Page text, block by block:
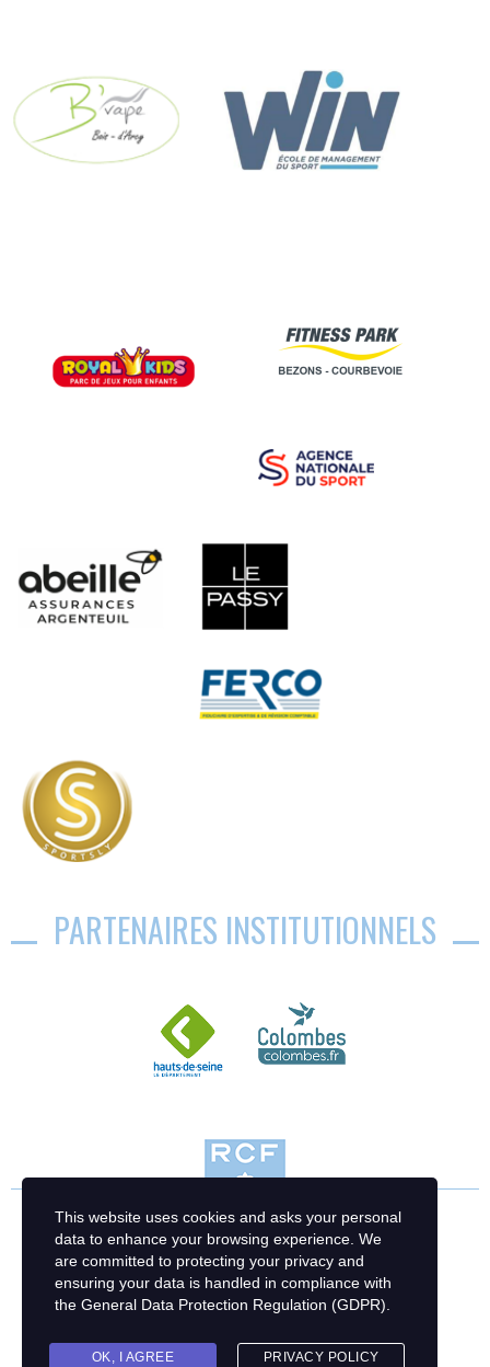
PARTENAIRES INSTITUTIONNELS
This website uses cookies and asks your personal
data to enhance your browsing experience. We
are committed to protecting your privacy and
ensuring your data is handled in compliance with
the General Data Protection Regulation (GDPR)
OK, I AGREE PRIVACY POLICY